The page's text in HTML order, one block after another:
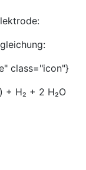
class="icon"}
+ H₂ + 2 H₂O